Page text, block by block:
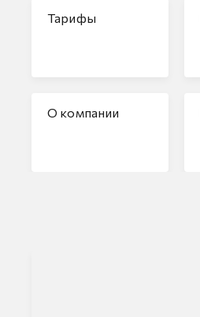
Тарифы
О компании